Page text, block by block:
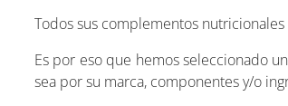
Todos sus complementos
Es por eso que hemos seleccionado
sea por su marca, componentes y/o